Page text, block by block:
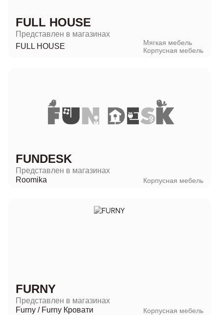
FULL HOUSE
Представлен в магазинах
FULL HOUSE
Мягкая мебель
Корпусная мебель
FUNDESK
Представлен в магазинах
Roomika
Корпусная мебель
FURNY
Представлен в магазинах
Furny / Furny Кровати Корпусная мебель